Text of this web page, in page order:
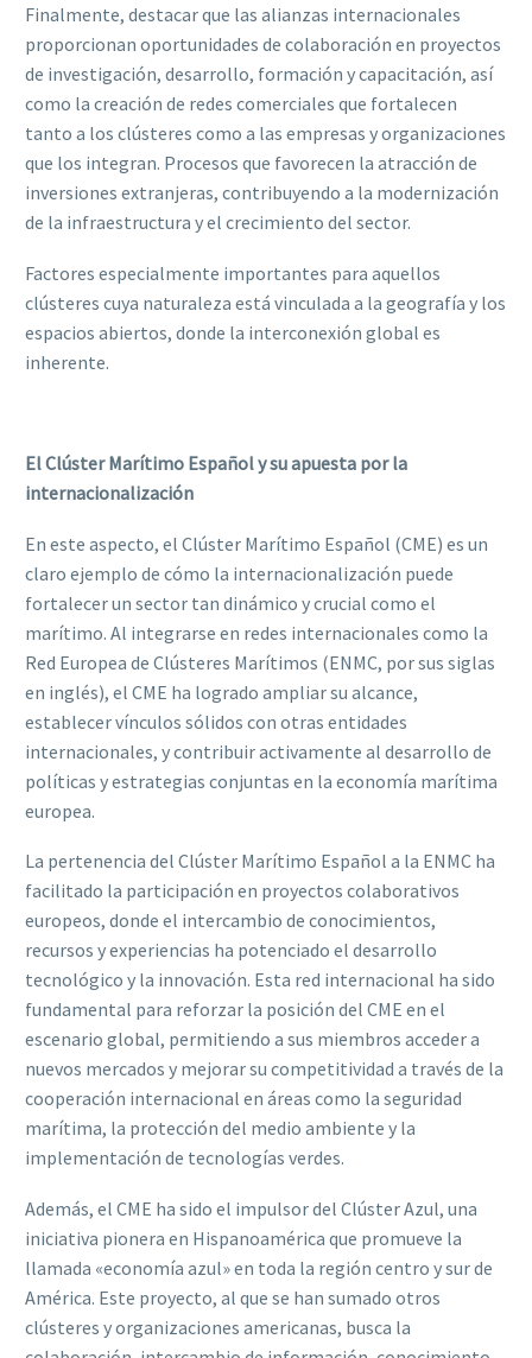
Finalmente, destacar que las alianzas internacionales
proporcionan oportunidades de colaboración en proyectos
de investigación, desarrollo, formación y capacitación, así
como la creación de redes comerciales que fortalecen
tanto a los clústeres como a las empresas y organizaciones
que los integran. Procesos que favorecen la atracción de
inversiones extranjeras, contribuyendo a la modernización
de la infraestructura y el crecimiento del sector.
Factores especialmente importantes para aquellos
clústeres cuya naturaleza está vinculada a la geografía y los
espacios abiertos, donde la interconexión global es
inherente.
El Clúster Marítimo Español y su apuesta por la
internacionalización
En este aspecto, el Clúster Marítimo Español (CME) es un
claro ejemplo de cómo la internacionalización puede
fortalecer un sector tan dinámico y crucial como el
marítimo. Al integrarse en redes internacionales como la
Red Europea de Clústeres Marítimos (ENMC, por sus siglas
en inglés), el CME ha logrado ampliar su alcance,
establecer vínculos sólidos con otras entidades
internacionales, y contribuir activamente al desarrollo de
políticas y estrategias conjuntas en la economía marítima
europea.
La pertenencia del Clúster Marítimo Español a la ENMC ha
facilitado la participación en proyectos colaborativos
europeos, donde el intercambio de conocimientos,
recursos y experiencias ha potenciado el desarrollo
tecnológico y la innovación. Esta red internacional ha sido
fundamental para reforzar la posición del CME en el
escenario global, permitiendo a sus miembros acceder a
nuevos mercados y mejorar su competitividad a través de la
cooperación internacional en áreas como la seguridad
marítima, la protección del medio ambiente y la
implementación de tecnologías verdes.
Además, el CME ha sido el impulsor del Clúster Azul, una
iniciativa pionera en Hispanoamérica que promueve la
llamada «economía azul» en toda la región centro y sur de
América. Este proyecto, al que se han sumado otros
clústeres y organizaciones americanas, busca la